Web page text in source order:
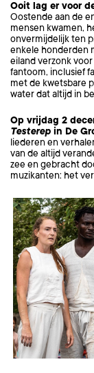
Ooit lag er voor
Oostende aan de
mensen kwamen,
onvermijdelijk ten
enkele honderden
eiland verzonk
fantoom, inclusief
met de kwetsbare
water dat altijd in
Op vrijdag 2
Testerep in De
liederen en
van de altijd
zee en gebracht
muzikanten: het